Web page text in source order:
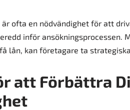
ofta en nödvändighet för att
inför ansökningsprocessen.
lån, kan företagare ta
att Förbättra